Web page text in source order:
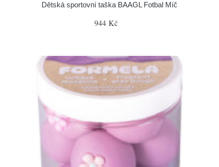
Dětská sportovní taška BAAGL Fotbal Míč
944 Kč